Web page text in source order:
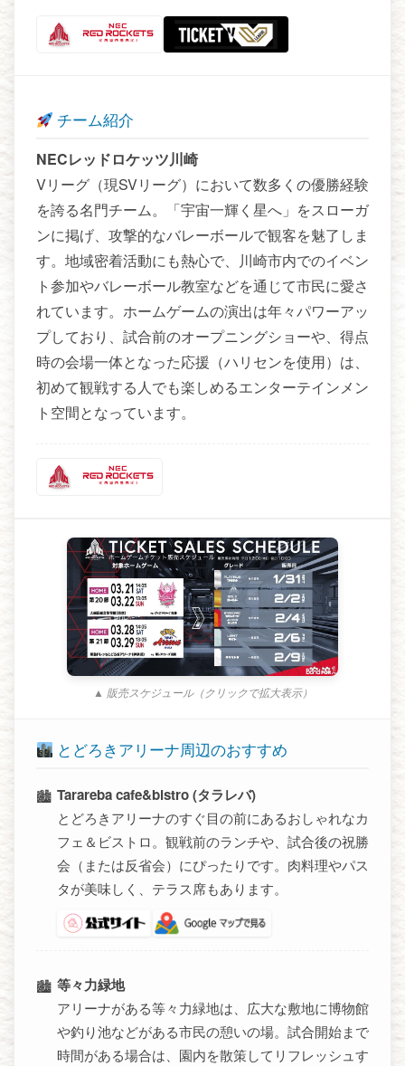
チーム紹介
NECレッドロケッツ川崎
Vリーグ（現SVリーグ）において数多くの優勝経験
を誇る名門チーム。「宇宙一輝く星へ」をスローガ
ンに掲げ、攻撃的なバレーボールで観客を魅了しま
す。地域密着活動にも熱心で、川崎市内でのイベン
ト参加やバレーボール教室などを通じて市民に愛さ
れています。ホームゲームの演出は年々パワーアッ
プしており、試合前のオープニングショーや、得点
時の会場一体となった応援（ハリセンを使用）は、
初めて観戦する人でも楽しめるエンターテインメン
ト空間となっています。
▲ 販売スケジュール（クリックで拡大表示）
とどろきアリーナ周辺のおすすめ
Tarareba cafe&bistro (タラレバ)
とどろきアリーナのすぐ目の前にあるおしゃれなカ
フェ＆ビストロ。観戦前のランチや、試合後の祝勝
会（または反省会）にぴったりです。肉料理やパス
タが美味しく、テラス席もあります。
等々力緑地
アリーナがある等々力緑地は、広大な敷地に博物館
や釣り池などがある市民の憩いの場。試合開始まで
時間がある場合は、園内を散策してリフレッシュす